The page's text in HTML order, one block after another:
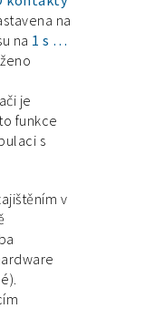
na
na 1 s …
je
funkce
s
v